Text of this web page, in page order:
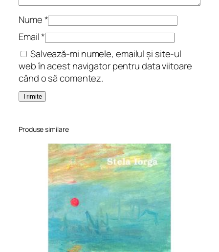
r
g
a
.
A
n
t
o
l
g
Nume*
Email*
Salvează-mi numele, emailul și site-ul
web în acest navigator pentru data viitoare
când o să comentez.
Produse similare